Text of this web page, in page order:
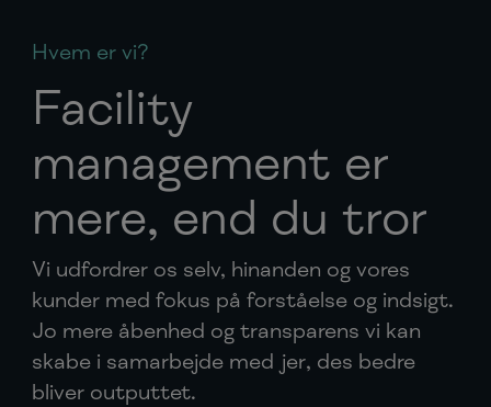
Hvem er vi?
Facility
management er
mere, end du tror
Vi udfordrer os selv, hinanden og vores
kunder med fokus på forståelse og indsigt.
Jo mere åbenhed og transparens vi kan
skabe i samarbejde med jer, des bedre
bliver outputtet.